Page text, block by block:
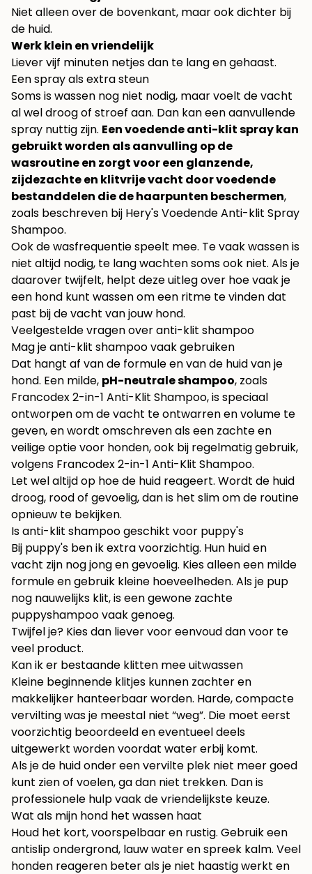
Niet alleen over de bovenkant, maar ook dichter bij
de huid.
Werk klein en vriendelijk
Liever vijf minuten netjes dan te lang en gehaast.
Een spray als extra steun
Soms is wassen nog niet nodig, maar voelt de vacht
al wel droog of stroef aan. Dan kan een aanvullende
spray nuttig zijn. Een voedende anti-klit spray kan
gebruikt worden als aanvulling op de
wasroutine en zorgt voor een glanzende,
zijdezachte en klitvrije vacht door voedende
bestanddelen die de haarpunten beschermen,
zoals beschreven bij Hery's Voedende Anti-klit Spray
Shampoo.
Ook de wasfrequentie speelt mee. Te vaak wassen is
niet altijd nodig, te lang wachten soms ook niet. Als je
daarover twijfelt, helpt deze uitleg over hoe vaak je
een hond kunt wassenom een ritme te vinden dat
past bij de vacht van jouw hond.
Veelgestelde vragen over anti-klit shampoo
Mag je anti-klit shampoo vaak gebruiken
Dat hangt af van de formule en van de huid van je
hond. Een milde, pH-neutrale shampoo, zoals
Francodex 2-in-1 Anti-Klit Shampoo, is speciaal
ontworpen om de vacht te ontwarren en volume te
geven, en wordt omschreven als een zachte en
veilige optie voor honden, ook bij regelmatig gebruik,
volgens Francodex 2-in-1 Anti-Klit Shampoo.
Let wel altijd op hoe de huid reageert. Wordt de huid
droog, rood of gevoelig, dan is het slim om de routine
opnieuw te bekijken.
Is anti-klit shampoo geschikt voor puppy's
Bij puppy's ben ik extra voorzichtig. Hun huid en
vacht zijn nog jong en gevoelig. Kies alleen een milde
formule en gebruik kleine hoeveelheden. Als je pup
nog nauwelijks klit, is een gewone zachte
puppyshampoo vaak genoeg.
Twijfel je? Kies dan liever voor eenvoud dan voor te
veel product.
Kan ik er bestaande klitten mee uitwassen
Kleine beginnende klitjes kunnen zachter en
makkelijker hanteerbaar worden. Harde, compacte
vervilting was je meestal niet “weg”. Die moet eerst
voorzichtig beoordeeld en eventueel deels
uitgewerkt worden voordat water erbij komt.
Als je de huid onder een vervilte plek niet meer goed
kunt zien of voelen, ga dan niet trekken. Dan is
professionele hulp vaak de vriendelijkste keuze.
Wat als mijn hond het wassen haat
Houd het kort, voorspelbaar en rustig. Gebruik een
antislip ondergrond, lauw water en spreek kalm. Veel
honden reageren beter als je niet haastig werkt en